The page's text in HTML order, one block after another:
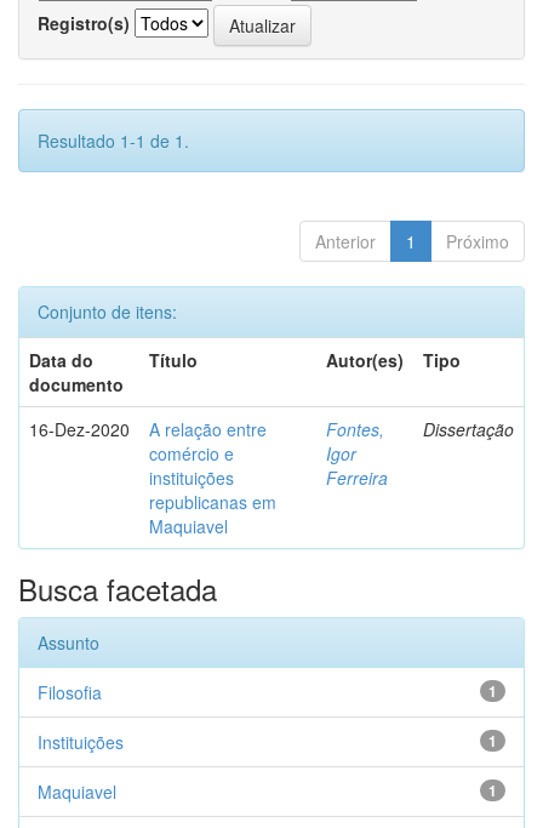
Registro(s)
Resultado 1-1 de 1.
Anterior 1 Próximo
Conjunto de itens:
Data do
documento
Título Autor(es) Tipo
16-Dez-2020
A relação entre
comércio e
instituições
republicanas em
Maquiavel
Fontes,
Igor
Ferreira
Dissertação
Busca facetada
Assunto
1
Filosofia
1
Instituições
1
Maquiavel